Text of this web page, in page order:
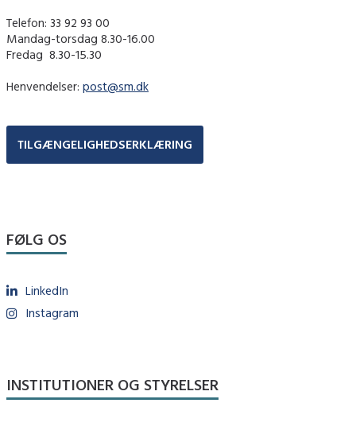
Telefon: 33 92 93 00
Mandag-torsdag 8.30-16.00
Fredag ​ 8.30-15.30
Henvendelser: post@sm.dk
TILGÆNGELIGHEDSERKLÆRING
FØLG OS
LinkedIn
Instagram
INSTITUTIONER OG STYRELSER